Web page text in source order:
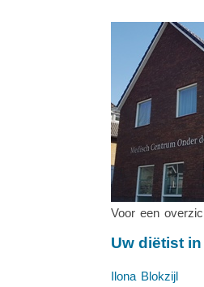
Voor een
Uw diëtist
Ilona Blokzijl